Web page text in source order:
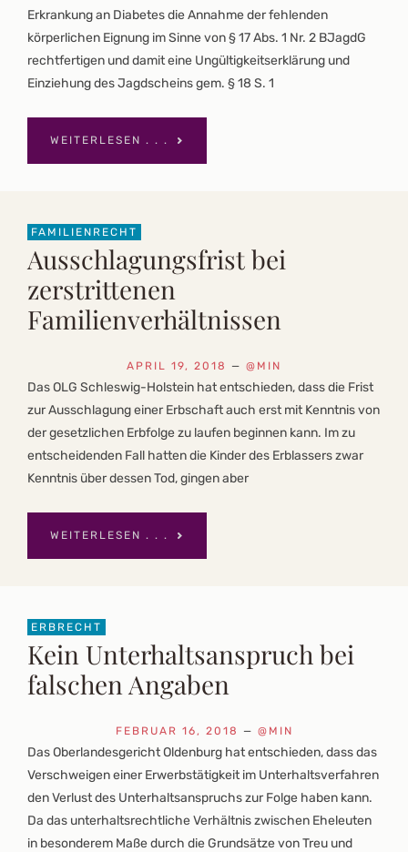
Erkrankung an Diabetes die Annahme der fehlenden
körperlichen Eignung im Sinne von § 17 Abs. 1 Nr. 2 BJagdG
rechtfertigen und damit eine Ungültigkeitserklärung und
Einziehung des Jagdscheins gem. § 18 S. 1
WEITERLESEN . . .
FAMILIENRECHT
Ausschlagungsfrist bei
zerstrittenen
Familienverhältnissen
APRIL 19, 2018 — @MIN
Das OLG Schleswig-Holstein hat entschieden, dass die Frist
zur Ausschlagung einer Erbschaft auch erst mit Kenntnis von
der gesetzlichen Erbfolge zu laufen beginnen kann. Im zu
entscheidenden Fall hatten die Kinder des Erblassers zwar
Kenntnis über dessen Tod, gingen aber
WEITERLESEN . . .
ERBRECHT
Kein Unterhaltsanspruch bei
falschen Angaben
FEBRUAR 16, 2018 — @MIN
Das Oberlandesgericht Oldenburg hat entschieden, dass das
Verschweigen einer Erwerbstätigkeit im Unterhaltsverfahren
den Verlust des Unterhaltsanspruchs zur Folge haben kann.
Da das unterhaltsrechtliche Verhältnis zwischen Eheleuten
in besonderem Maße durch die Grundsätze von Treu und